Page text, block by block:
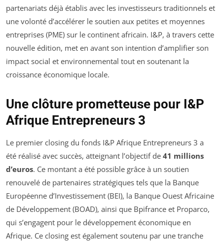
partenariats déjà établis avec les investisseurs traditionnels et
une volonté d’accélérer le soutien aux petites et moyennes
entreprises (PME) sur le continent africain. I&P, à travers cette
nouvelle édition, met en avant son intention d’amplifier son
impact social et environnemental tout en soutenant la
croissance économique locale.
Une clôture prometteuse pour I&P
Afrique Entrepreneurs 3
Le premier closing du fonds I&P Afrique Entrepreneurs 3 a
été réalisé avec succès, atteignant l’objectif de 41 millions
d’euros. Ce montant a été possible grâce à un soutien
renouvelé de partenaires stratégiques tels que la Banque
Européenne d’Investissement (BEI), la Banque Ouest Africaine
de Développement (BOAD), ainsi que Bpifrance et Proparco,
qui s’engagent pour le développement économique en
Afrique. Ce closing est également soutenu par une tranche